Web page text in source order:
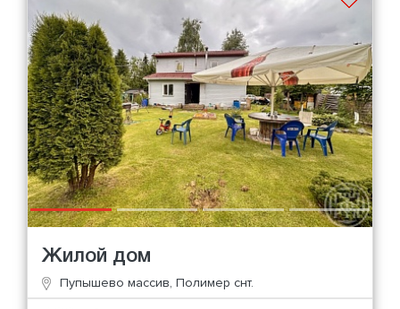
Жилой дом
Пупышево массив, Полимер снт.